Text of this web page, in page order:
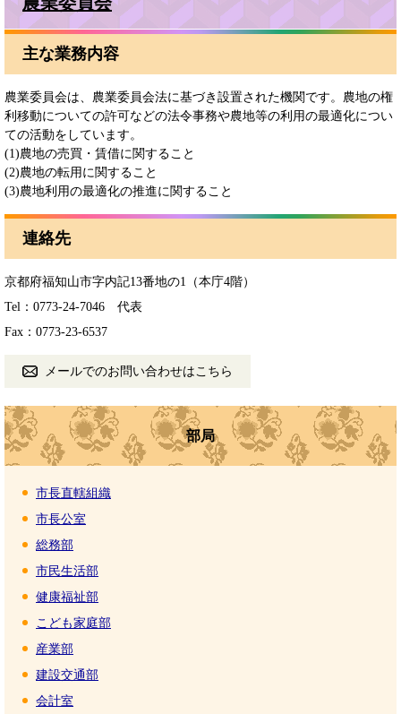
主な業務内容
農業委員会は、農業委員会法に基づき設置された機関です。農地の権
利移動についての許可などの法令事務や農地等の利用の最適化につい
ての活動をしています。
(1)農地の売買・賃借に関すること
(2)農地の転用に関すること
(3)農地利用の最適化の推進に関すること
連絡先
京都府福知山市字内記13番地の1（本庁4階）
Tel：0773-24-7046
代表
Fax：0773-23-6537
メールでのお問い合わせはこちら
部局
市長直轄組織
市長公室
総務部
市民生活部
健康福祉部
こども家庭部
産業部
建設交通部
会計室